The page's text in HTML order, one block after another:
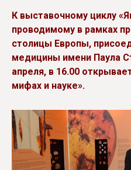
К выставочному циклу
проводимому в рамках
столицы Европы,
медицины имени Паула
апреля, в 16.00
мифах и науке».